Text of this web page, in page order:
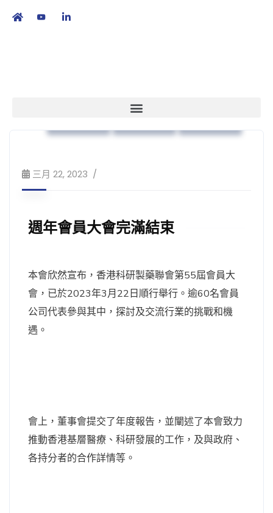
三月 22, 2023
週年會員大會完滿結束
本會欣然宣布，香港科研製藥聯會第55屆會員大
會，已於2023年3月22日順行舉行。逾60名會員
公司代表參與其中，探討及交流行業的挑戰和機
遇。
會上，董事會提交了年度報告，並闡述了本會致力
推動香港基層醫療、科研發展的工作，及與政府、
各持分者的合作詳情等。